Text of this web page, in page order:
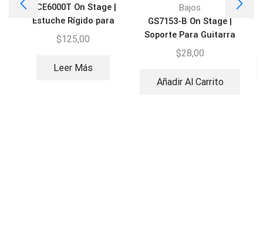
GCE6000T On Stage |
Estuche Rígido para
Guitarra Eléctrica
$125,00
Leer Más
Bajos
GS7153-B On Stage |
Soporte Para Guitarra
$28,00
Añadir Al Carrito